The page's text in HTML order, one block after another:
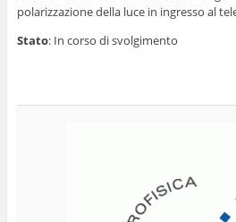
polarizzazione della luce in ingresso al
Stato: In corso di svolgimento